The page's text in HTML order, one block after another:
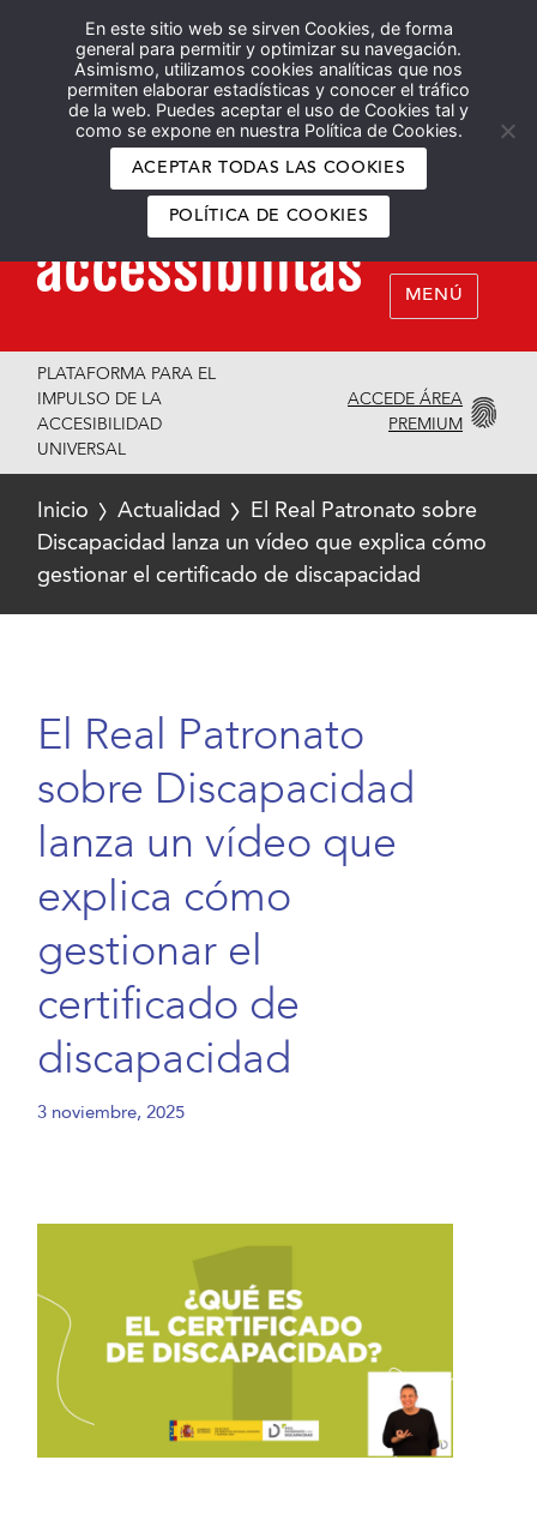
En este sitio web se sirven Cookies, de forma
general para permitir y optimizar su navegación.
Asimismo, utilizamos cookies analíticas que nos
permiten elaborar estadísticas y conocer el tráfico
de la web. Puedes aceptar el uso de Cookies tal y
como se expone en nuestra Política de Cookies.
ACEPTAR TODAS LAS COOKIES
POLÍTICA DE COOKIES
Español English
MENÚ
PLATAFORMA PARA EL
IMPULSO DE LA
ACCESIBILIDAD
UNIVERSAL
ACCEDE ÁREA
PREMIUM
Inicio Actualidad
El Real Patronato sobre
Discapacidad lanza un vídeo que explica cómo
gestionar el certificado de discapacidad
El Real Patronato
sobre Discapacidad
lanza un vídeo que
explica cómo
gestionar el
certificado de
discapacidad
3 noviembre, 2025